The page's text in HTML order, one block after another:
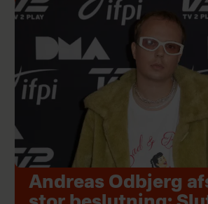
Andreas Odbjerg